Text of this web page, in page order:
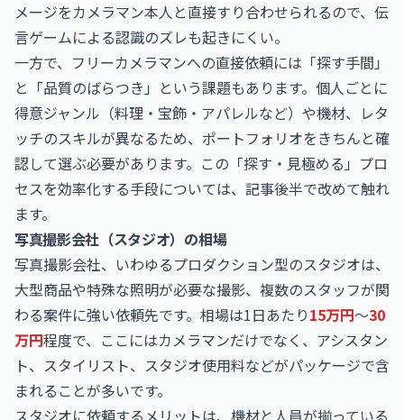
メージをカメラマン本人と直接すり合わせられるので、伝
言ゲームによる認識のズレも起きにくい。
一方で、フリーカメラマンへの直接依頼には「探す手間」
と「品質のばらつき」という課題もあります。個人ごとに
得意ジャンル（料理・宝飾・アパレルなど）や機材、レタ
ッチのスキルが異なるため、ポートフォリオをきちんと確
認して選ぶ必要があります。この「探す・見極める」プロ
セスを効率化する手段については、記事後半で改めて触れ
ます。
写真撮影会社（スタジオ）の相場
写真撮影会社、いわゆるプロダクション型のスタジオは、
大型商品や特殊な照明が必要な撮影、複数のスタッフが関
わる案件に強い依頼先です。相場は1日あたり15万円〜30
万円程度で、ここにはカメラマンだけでなく、アシスタン
ト、スタイリスト、スタジオ使用料などがパッケージで含
まれることが多いです。
スタジオに依頼するメリットは、機材と人員が揃っている